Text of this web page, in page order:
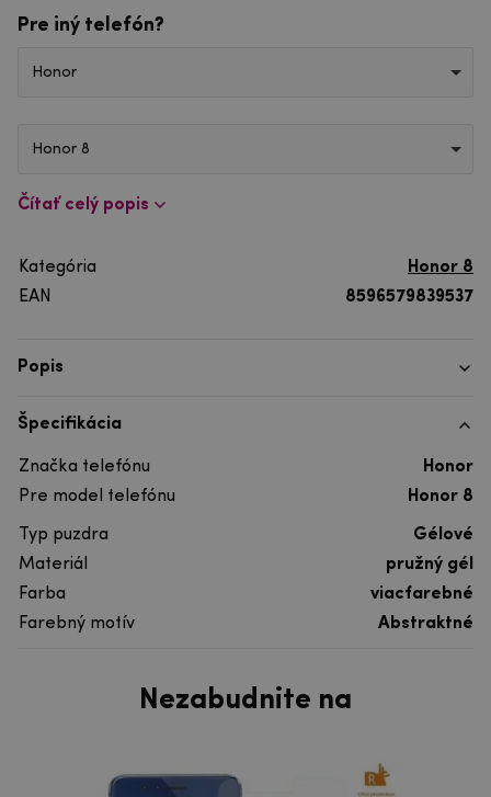
Pre iný telefón?
Honor
Honor 8
Čítať celý popis
Kategória
Honor 8
EAN
8596579839537
Popis
Špecifikácia
Značka telefónu
Honor
Pre model telefónu
Honor 8
Typ puzdra
Gélové
Materiál
pružný gél
Farba
viacfarebné
Farebný motív
Abstraktné
Nezabudnite na